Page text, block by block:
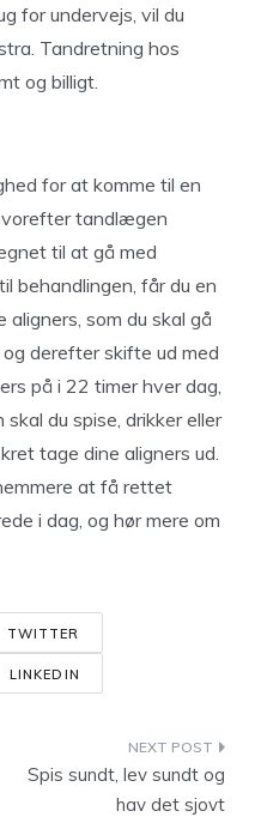
for undervejs, vil du
Tandretning hos
og billigt.
for at komme til en
tandlægen
til at gå med
behandlingen, får du en
som du skal gå
derefter skifte ud med
på i 22 timer hver dag,
du spise, drikker eller
tage dine aligners ud.
at få rettet
i dag, og hør mere om
TWITTER
LINKEDIN
Spis sundt, lev sundt og
hav det sjovt